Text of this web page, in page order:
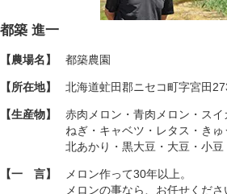
都築 進一
【農場名】 都築農園
【所在地】 北海道虻田郡ニセコ町字宮田
【生産物】
赤肉メロン・青肉メロン・ス
ねぎ・キャベツ・レタス・きゅ
北あかり・黒大豆・大豆・小豆
【一 言】
メロン作って30年以上。
メロンの事なら、お任せくださ